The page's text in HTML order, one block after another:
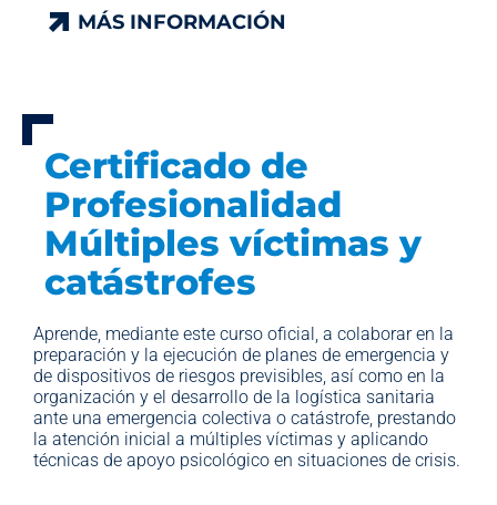
MÁS INFORMACIÓN
Certificado de
Profesionalidad
Múltiples víctimas y
catástrofes
Aprende, mediante este curso oficial, a colaborar en la
preparación y la ejecución de planes de emergencia y
de dispositivos de riesgos previsibles, así como en la
organización y el desarrollo de la logística sanitaria
ante una emergencia colectiva o catástrofe, prestando
la atención inicial a múltiples víctimas y aplicando
técnicas de apoyo psicológico en situaciones de crisis.